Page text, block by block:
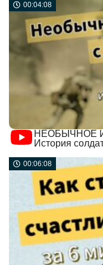
00:04:08
НЕОБЫЧНОЕ
История
00:06:08